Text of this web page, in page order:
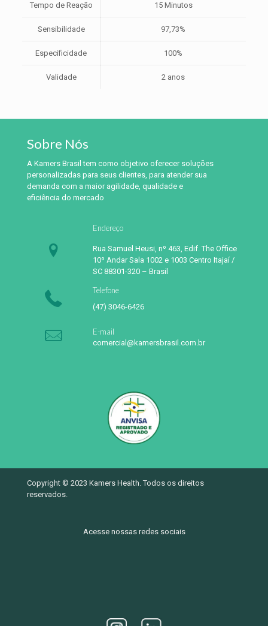
Tempo de Reação 15 Minutos
Sensibilidade 97,73%
Especificidade 100%
Validade 2 anos
Sobre Nós
A Kamers Brasil tem como objetivo oferecer soluções
personalizadas para seus clientes, para atender sua
demanda com a maior agilidade, qualidade e
eficiência do mercado
Endereço
Rua Samuel Heusi, nº 463, Edif. The Office
10º Andar Sala 1002 e 1003 Centro Itajaí /
SC 88301-320 – Brasil
Telefone
(47) 3046-6426
E-mail
comercial@kamersbrasil.com.br
Copyright © 2023 Kamers Health. Todos os direitos
reservados.
Acesse nossas redes sociais